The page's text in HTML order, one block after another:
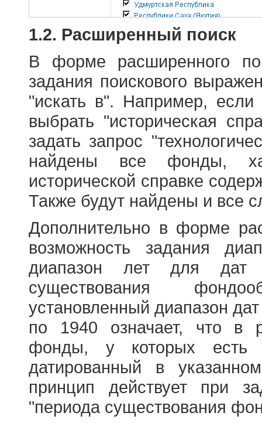
1.2. Расширенный поиск
В форме расширенного
задания поискового
"искать в". Например,
выбрать "историческая
задать запрос
найдены все фонды,
исторической справке
Также будут найдены и все
Дополнительно в форме
возможность задания
диапазон лет для
существования
установленный диапазон
по 1940 означает, что в
фонды, у которых есть
датированный в
принцип действует при
"периода существования